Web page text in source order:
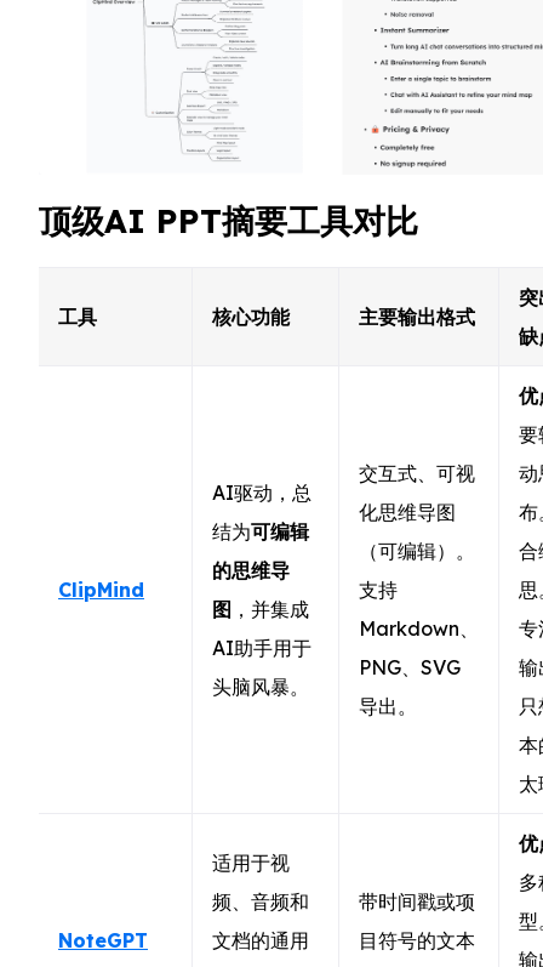
顶级AI PPT摘要工具对比
工具 核心功能 主要输出格式
缺
ClipMind
AI驱动，总
结为可编辑
的思维导
图 ，并集成
AI助手用于
头脑风暴。
交互式、可视
化思维导图
（可编辑）。
支持
Markdown、
PNG、SVG
导出。
优
要
动
布
合
思
专
输
本
NoteGPT
适用于视
频、音频和
文档的通用
带时间戳或项
目符号的文本
优
型
输